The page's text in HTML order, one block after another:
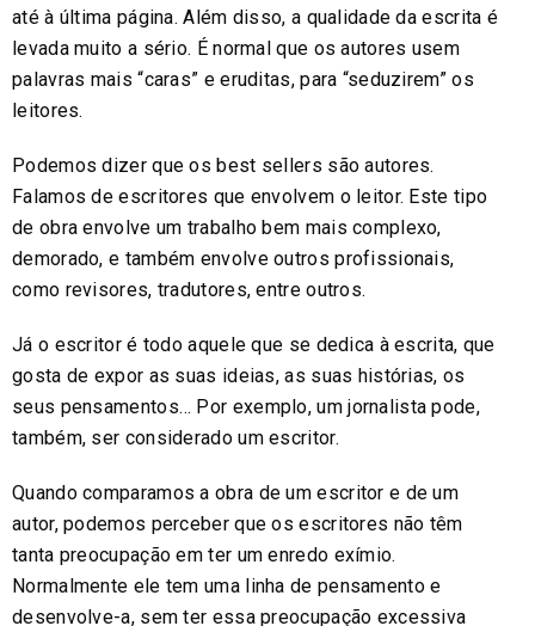
até à última página. Além disso, a qualidade da escrita é
levada muito a sério. É normal que os autores usem
palavras mais “caras” e eruditas, para “seduzirem” os
leitores.
Podemos dizer que os best sellers são autores.
Falamos de escritores que envolvem o leitor. Este tipo
de obra envolve um trabalho bem mais complexo,
demorado, e também envolve outros profissionais,
como revisores, tradutores, entre outros.
Já o escritor é todo aquele que se dedica à escrita, que
gosta de expor as suas ideias, as suas histórias, os
seus pensamentos… Por exemplo, um jornalista pode,
também, ser considerado um escritor.
Quando comparamos a obra de um escritor e de um
autor, podemos perceber que os escritores não têm
tanta preocupação em ter um enredo exímio.
Normalmente ele tem uma linha de pensamento e
desenvolve-a, sem ter essa preocupação excessiva